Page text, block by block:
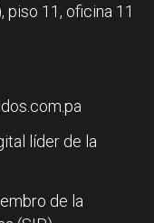
piso 11, oficina 11
líder de la
de la